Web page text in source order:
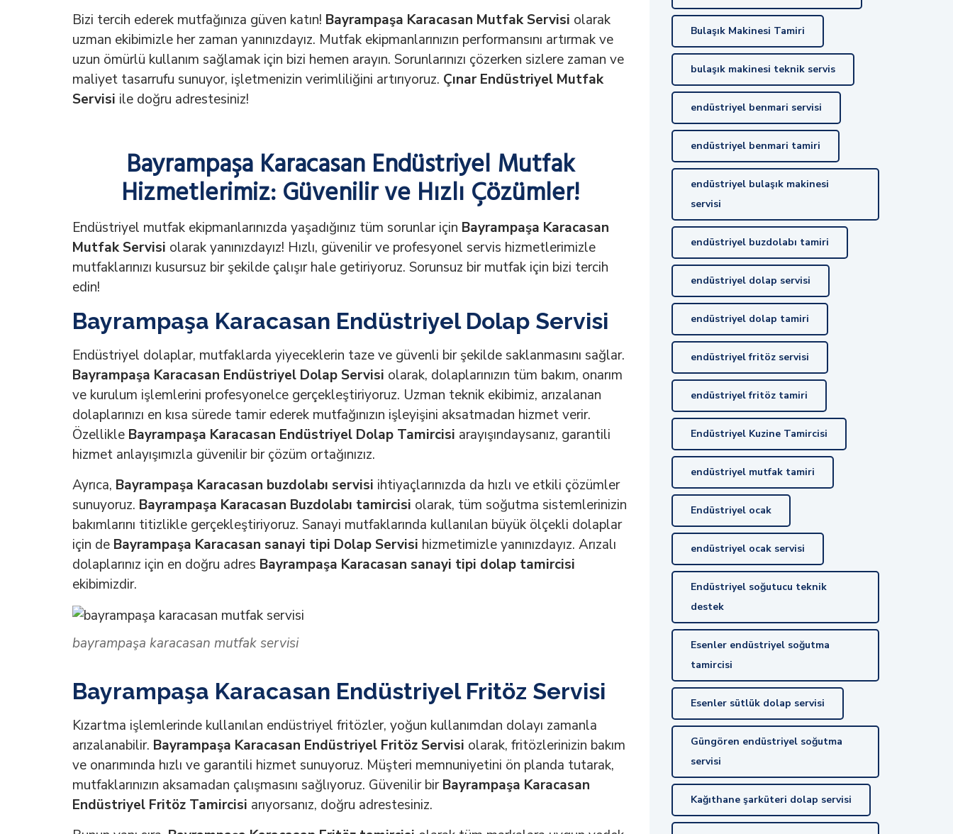
Bizi tercih ederek mutfağınıza güven katın! Bayrampaşa Karacasan Mutfak Servisi olarak
uzman ekibimizle her zaman yanınızdayız. Mutfak ekipmanlarınızın performansını artırmak ve
uzun ömürlü kullanım sağlamak için bizi hemen arayın. Sorunlarınızı çözerken sizlere zaman ve
maliyet tasarrufu sunuyor, işletmenizin verimliliğini artırıyoruz. Çınar Endüstriyel Mutfak
Servisi ile doğru adrestesiniz!
Bayrampaşa Karacasan Endüstriyel Mutfak
Hizmetlerimiz: Güvenilir ve Hızlı Çözümler!
Endüstriyel mutfak ekipmanlarınızda yaşadığınız tüm sorunlar için Bayrampaşa Karacasan
Mutfak Servisi olarak yanınızdayız! Hızlı, güvenilir ve profesyonel servis hizmetlerimizle
mutfaklarınızı kusursuz bir şekilde çalışır hale getiriyoruz. Sorunsuz bir mutfak için bizi tercih
edin!
Bayrampaşa Karacasan Endüstriyel Dolap Servisi
Endüstriyel dolaplar, mutfaklarda yiyeceklerin taze ve güvenli bir şekilde saklanmasını sağlar.
Bayrampaşa Karacasan Endüstriyel Dolap Servisi olarak, dolaplarınızın tüm bakım, onarım
ve kurulum işlemlerini profesyonelce gerçekleştiriyoruz. Uzman teknik ekibimiz, arızalanan
dolaplarınızı en kısa sürede tamir ederek mutfağınızın işleyişini aksatmadan hizmet verir.
Özellikle Bayrampaşa Karacasan Endüstriyel Dolap Tamircisi arayışındaysanız, garantili
hizmet anlayışımızla güvenilir bir çözüm ortağınızız.
Ayrıca, Bayrampaşa Karacasan buzdolabı servisi ihtiyaçlarınızda da hızlı ve etkili çözümler
sunuyoruz. Bayrampaşa Karacasan Buzdolabı tamircisi olarak, tüm soğutma sistemlerinizin
bakımlarını titizlikle gerçekleştiriyoruz. Sanayi mutfaklarında kullanılan büyük ölçekli dolaplar
için de Bayrampaşa Karacasan sanayi tipi Dolap Servisi hizmetimizle yanınızdayız. Arızalı
dolaplarınız için en doğru adres Bayrampaşa Karacasan sanayi tipi dolap tamircisi
ekibimizdir.
bayrampaşa karacasan mutfak servisi
Bayrampaşa Karacasan Endüstriyel Fritöz Servisi
Kızartma işlemlerinde kullanılan endüstriyel fritözler, yoğun kullanımdan dolayı zamanla
arızalanabilir. Bayrampaşa Karacasan Endüstriyel Fritöz Servisi olarak, fritözlerinizin bakım
ve onarımında hızlı ve garantili hizmet sunuyoruz. Müşteri memnuniyetini ön planda tutarak,
mutfaklarınızın aksamadan çalışmasını sağlıyoruz. Güvenilir birBayrampaşa Karacasan
Endüstriyel Fritöz Tamircisi arıyorsanız, doğru adrestesiniz.
Bulaşık Makinesi Tamiri
bulaşık makinesi teknik servis
endüstriyel benmari servisi
endüstriyel benmari tamiri
endüstriyel bulaşık makinesi
servisi
endüstriyel buzdolabı tamiri
endüstriyel dolap servisi
endüstriyel dolap tamiri
endüstriyel fritöz servisi
endüstriyel fritöz tamiri
Endüstriyel Kuzine Tamircisi
endüstriyel mutfak tamiri
Endüstriyel ocak
endüstriyel ocak servisi
Endüstriyel soğutucu teknik
destek
Esenler endüstriyel soğutma
tamircisi
Esenler sütlük dolap servisi
Güngören endüstriyel soğutma
servisi
Kağıthane şarküteri dolap servisi